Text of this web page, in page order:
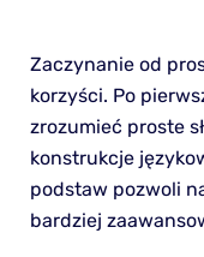
Zaczynanie od
korzyści. Po
zrozumieć proste
konstrukcje
podstaw pozwoli
bardziej